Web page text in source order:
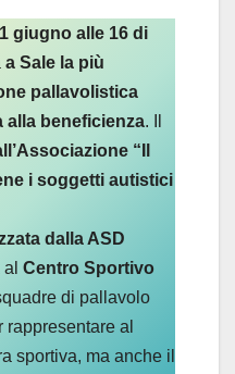
giugno alle 16 di
a Sale la più
pallavolistica
alla beneficienza. Il
“Il
i soggetti autistici
dalla ASD
Centro Sportivo
di pallavolo
al
sportiva, ma anche il